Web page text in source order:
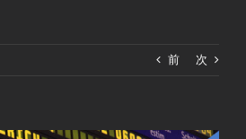
前 次